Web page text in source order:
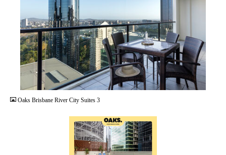
Oaks Brisbane River City Suites 3